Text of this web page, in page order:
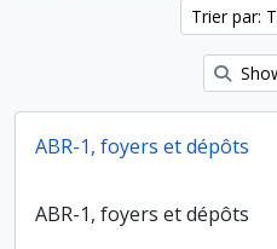
Trier par:
ABR-1, foyers et dépôts
ABR-1, foyers et dépôts